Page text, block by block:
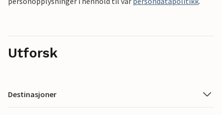
Utforsk
Destinasjoner